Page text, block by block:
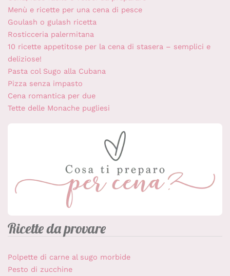
Menù e ricette per una cena di pesce
Goulash o gulash ricetta
Rosticceria palermitana
10 ricette appetitose per la cena di stasera – semplici e
deliziose!
Pasta col Sugo alla Cubana
Pizza senza impasto
Cena romantica per due
Tette delle Monache pugliesi
Ricette da provare
Polpette di carne al sugo morbide
Pesto di zucchine